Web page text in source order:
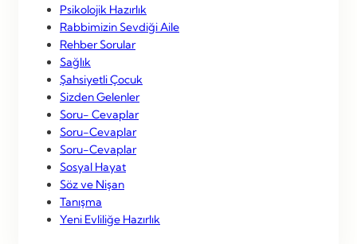
Psikolojik Hazırlık
Rabbimizin Sevdiği Aile
Rehber Sorular
Sağlık
Şahsiyetli Çocuk
Sizden Gelenler
Soru- Cevaplar
Soru-Cevaplar
Soru-Cevaplar
Sosyal Hayat
Söz ve Nişan
Tanışma
Yeni Evliliğe Hazırlık